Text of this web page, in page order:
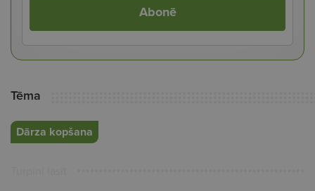
Abonē
Tēma
Dārza kopšana